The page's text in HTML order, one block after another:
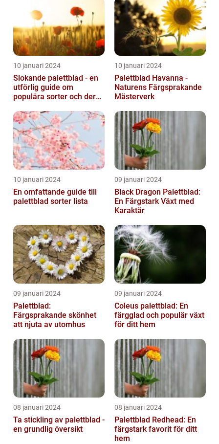
10 januari 2024
Slokande palettblad - en
utförlig guide om
populära sorter och deras
10 januari 2024
Palettblad Havanna -
Naturens Färgsprakande
Mästerverk
10 januari 2024
En omfattande guide till
palettblad sorter lista
09 januari 2024
Black Dragon Palettblad:
En Färgstark Växt med
Karaktär
09 januari 2024
Palettblad:
Färgsprakande skönhet
att njuta av utomhus
09 januari 2024
Coleus palettblad: En
färgglad och populär växt
för ditt hem
08 januari 2024
Ta stickling av palettblad -
en grundlig översikt
08 januari 2024
Palettblad Redhead: En
färgstark favorit för ditt
hem